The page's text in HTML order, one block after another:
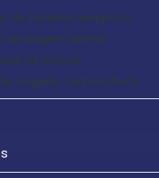
de turismo receptivo
de viagem online
turísticos
viagens corporativas